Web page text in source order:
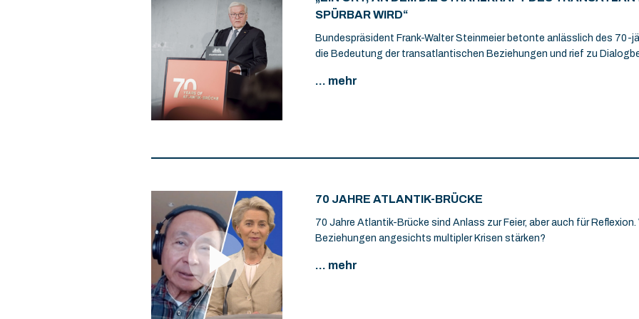
SPÜRBAR WIRD“
Bundespräsident Frank-Walter Steinmeier betonte anlässlich des 70-
die Bedeutung der transatlantischen Beziehungen und rief zu
... mehr
70 JAHRE ATLANTIK-BRÜCKE
70 Jahre Atlantik-Brücke sind Anlass zur Feier, aber auch für
Beziehungen angesichts multipler Krisen stärken?
... mehr